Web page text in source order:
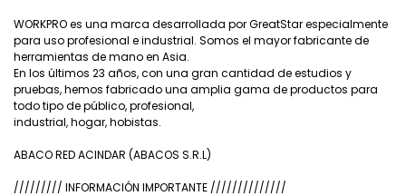
WORKPRO es una marca desarrollada por GreatStar especialmente
para uso profesional e industrial. Somos el mayor fabricante de
herramientas de mano en Asia.
En los últimos 23 años, con una gran cantidad de estudios y
pruebas, hemos fabricado una amplia gama de productos para
todo tipo de público, profesional,
industrial, hogar, hobistas.
ABACO RED ACINDAR (ABACOS S.R.L)
///////// INFORMACIÓN IMPORTANTE //////////////